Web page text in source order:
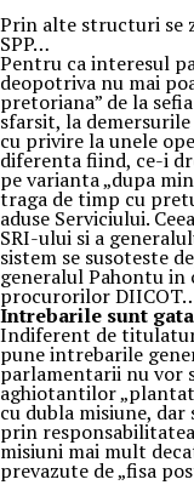
Prin alte structuri se
SPP…
Pentru ca interesul
deopotriva nu mai
pretoriana” de la
sfarsit, la
cu privire la unele
diferenta fiind, ce-i
pe varianta „dupa
traga de timp cu
aduse Serviciului.
SRI-ului si a
sistem se susoteste
generalul Pahontu in
procurorilor
Intrebarile sunt
Indiferent de
pune intrebarile
parlamentarii nu vor
aghiotantilor
cu dubla misiune,
prin
misiuni mai mult
prevazute de „fisa